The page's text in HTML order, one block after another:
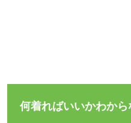
何着ればいいかわか